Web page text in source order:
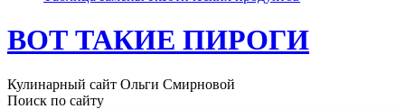
ВОТ ТАКИЕ ПИРОГИ
Кулинарный сайт Ольги Смирновой
Поиск по сайту